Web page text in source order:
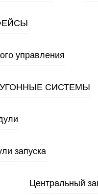
управления
СИСТЕМЫ
запуска
Центральный